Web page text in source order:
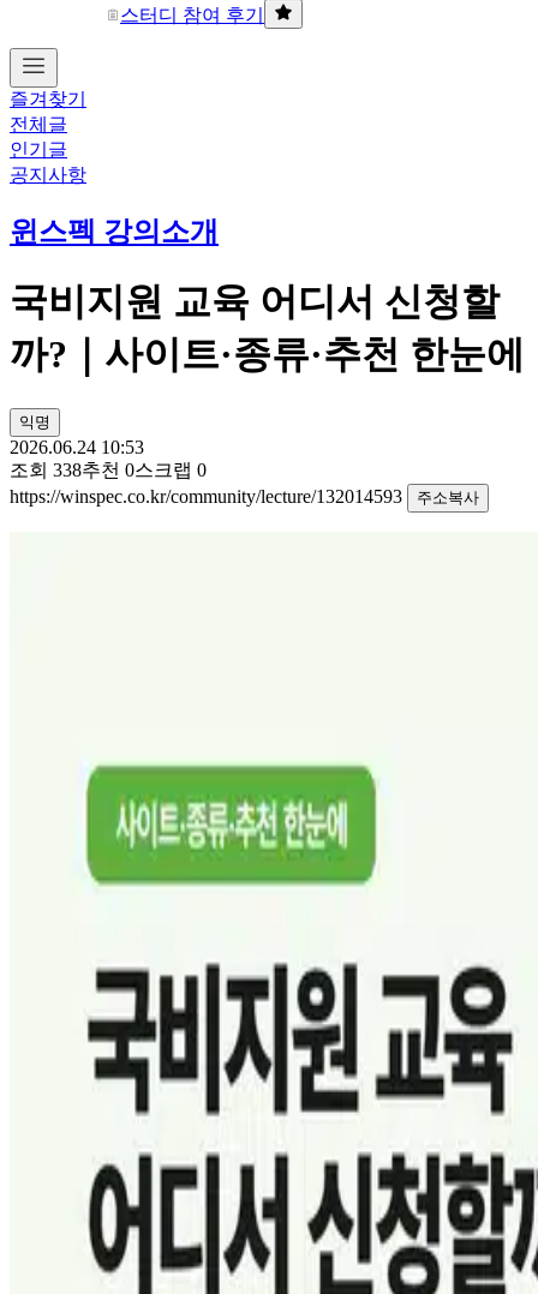
스터디 참여 후기
즐겨찾기
전체글
인기글
공지사항
윈스펙 강의소개
국비지원 교육 어디서 신청할
까?｜사이트·종류·추천 한눈에
익명
2026.06.24 10:53
조회 338추천 0스크랩 0
https://winspec.co.kr/community/lecture/132014593
주소복사